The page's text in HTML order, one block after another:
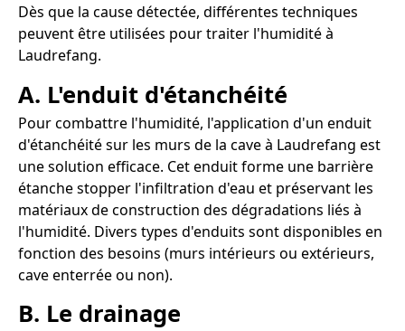
Dès que la cause détectée, différentes techniques
peuvent être utilisées pour traiter l'humidité à
Laudrefang.
A. L'enduit d'étanchéité
Pour combattre l'humidité, l'application d'un enduit
d'étanchéité sur les murs de la cave à Laudrefang est
une solution efficace. Cet enduit forme une barrière
étanche stopper l'infiltration d'eau et préservant les
matériaux de construction des dégradations liés à
l'humidité. Divers types d'enduits sont disponibles en
fonction des besoins (murs intérieurs ou extérieurs,
cave enterrée ou non).
B. Le drainage